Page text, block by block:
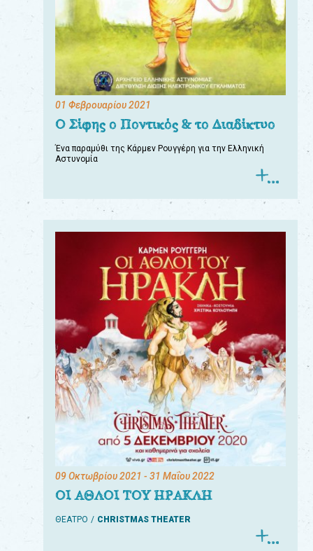
01 Φεβρουαρίου 2021
Ο Σίφης ο Ποντικός & το Διαδίκτυο
Ένα παραμύθι της Κάρμεν Ρουγγέρη για την Ελληνική
Αστυνομία
09 Οκτωβρίου 2021 - 31 Μαΐου 2022
ΟΙ ΑΘΛΟΙ ΤΟΥ ΗΡΑΚΛΗ
ΘΕΑΤΡΟ CHRISTMAS THEATER